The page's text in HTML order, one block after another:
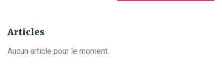
Articles
Aucun article pour le moment.